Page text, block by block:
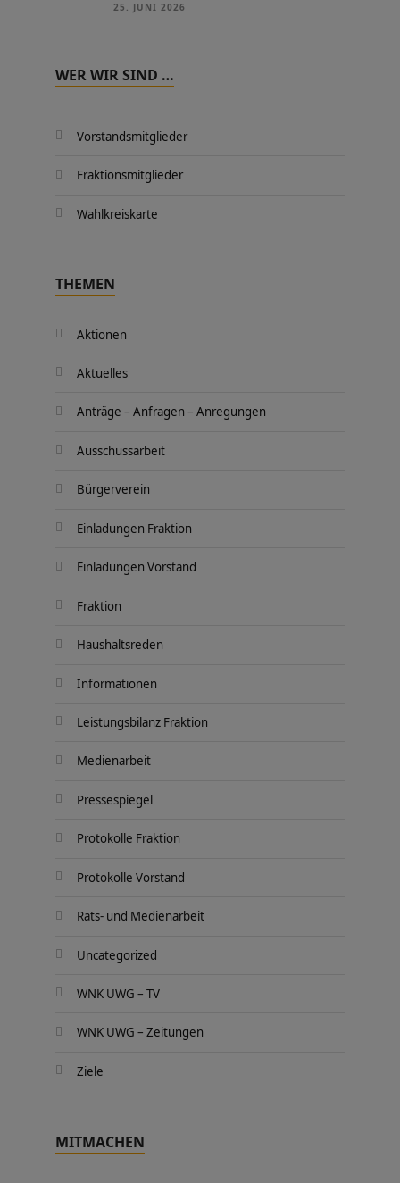
25. JUNI 2026
WER WIR SIND …
Vorstandsmitglieder
Fraktionsmitglieder
Wahlkreiskarte
THEMEN
Aktionen
Aktuelles
Anträge – Anfragen – Anregungen
Ausschussarbeit
Bürgerverein
Einladungen Fraktion
Einladungen Vorstand
Fraktion
Haushaltsreden
Informationen
Leistungsbilanz Fraktion
Medienarbeit
Pressespiegel
Protokolle Fraktion
Protokolle Vorstand
Rats- und Medienarbeit
Uncategorized
WNK UWG – TV
WNK UWG – Zeitungen
Ziele
MITMACHEN